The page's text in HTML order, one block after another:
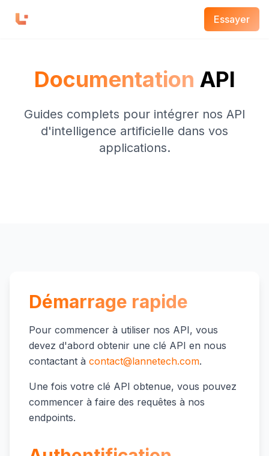
Essayer
Documentation API
Guides complets pour intégrer nos API
d'intelligence artificielle dans vos
applications.
Démarrage rapide
Pour commencer à utiliser nos API, vous
devez d'abord obtenir une clé API en nous
contactant à contact@lannetech.com.
Une fois votre clé API obtenue, vous pouvez
commencer à faire des requêtes à nos
endpoints.